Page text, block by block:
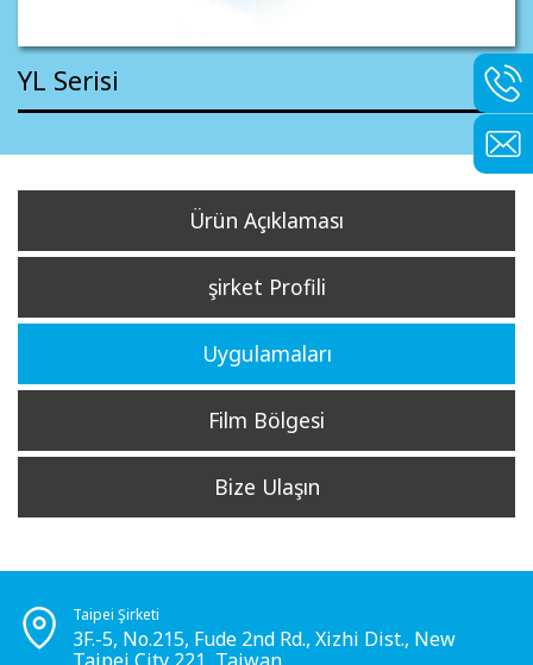
YL Serisi
Ürün Açıklaması
şirket Profili
Uygulamaları
Film Bölgesi
Bize Ulaşın
Taipei Şirketi
3F.-5, No.215, Fude 2nd Rd., Xizhi Dist., New